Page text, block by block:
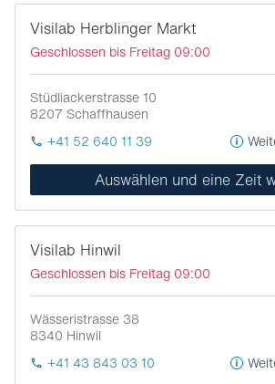
Visilab Herblinger Markt
Geschlossen bis Freitag 09:00
Stüdliackerstrasse 10
8207 Schaffhausen
+41 52 640 11 39
Auswählen und eine Zeit
Visilab Hinwil
Geschlossen bis Freitag 09:00
Wässeristrasse 38
8340 Hinwil
+41 43 843 03 10